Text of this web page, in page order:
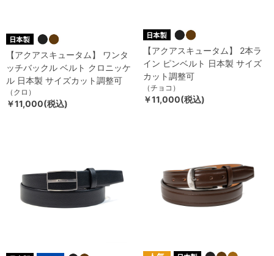
【アクアスキュータム】 ワンタ
ッチバックル ベルト クロニッケ
ル 日本製 サイズカット調整可
（クロ）
￥11,000(税込)
【アクアスキュータム】 2本ラ
イン ピンベルト 日本製 サイズ
カット調整可
（チョコ）
￥11,000(税込)